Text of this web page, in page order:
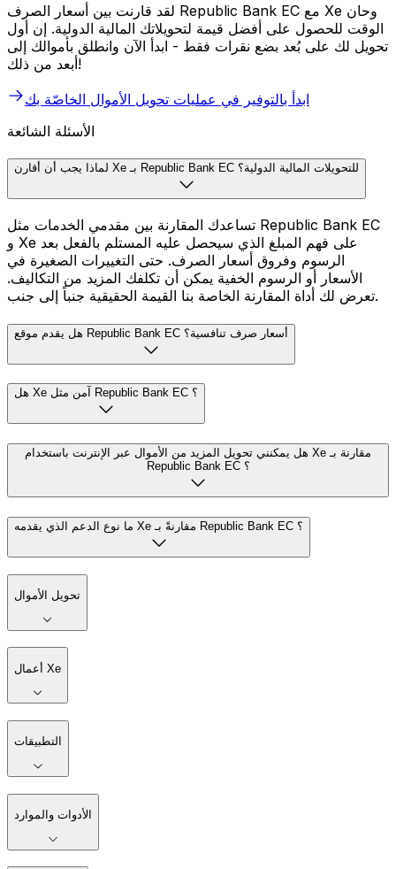
لقد قارنت بين أسعار الصرف Republic Bank EC مع Xe وحان
الوقت للحصول على أفضل قيمة لتحويلاتك المالية الدولية. إن أول
تحويل لك على بُعد بضع نقرات فقط - ابدأ الآن وانطلق بأموالك إلى
أبعد من ذلك!
ابدأ بالتوفير في عمليات تحويل الأموال الخاصّة بك
الأسئلة الشائعة
لماذا يجب أن أقارن Xe بـ Republic Bank EC للتحويلات المالية الدولية؟
تساعدك المقارنة بين مقدمي الخدمات مثل Republic Bank EC
و Xe على فهم المبلغ الذي سيحصل عليه المستلم بالفعل بعد
الرسوم وفروق أسعار الصرف. حتى التغييرات الصغيرة في
الأسعار أو الرسوم الخفية يمكن أن تكلفك المزيد من التكاليف.
تعرض لك أداة المقارنة الخاصة بنا القيمة الحقيقية جنباً إلى جنب.
هل يقدم موقع Republic Bank EC أسعار صرف تنافسية؟
هل Xe آمن مثل Republic Bank EC ؟
هل يمكنني تحويل المزيد من الأموال عبر الإنترنت باستخدام Xe مقارنة بـ
Republic Bank EC ؟
ما نوع الدعم الذي يقدمه Xe مقارنةً بـ Republic Bank EC ؟
تحويل الأموال
أعمال Xe
التطبيقات
الأدوات والموارد